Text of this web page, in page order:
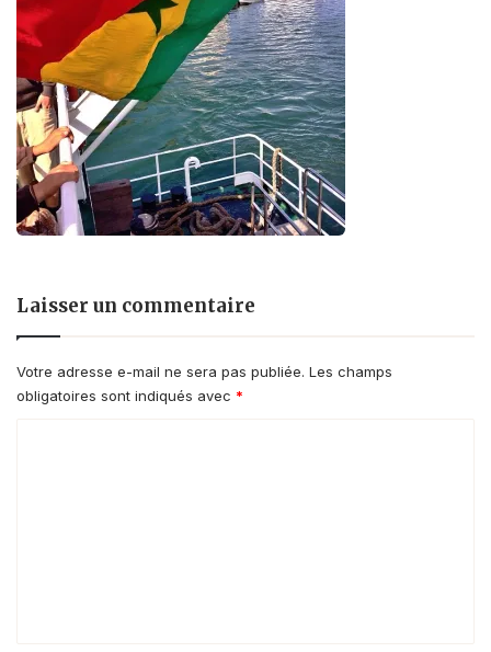
Laisser un commentaire
Votre adresse e-mail ne sera pas publiée. Les champs
obligatoires sont indiqués avec *